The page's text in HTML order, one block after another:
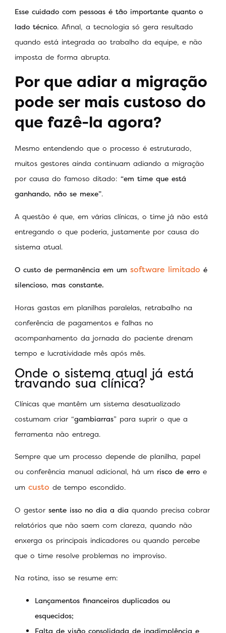
Esse cuidado com pessoas é tão importante quanto o
lado técnico. Afinal, a tecnologia só gera resultado
quando está integrada ao trabalho da equipe, e não
imposta de forma abrupta.
Por que adiar a migração
pode ser mais custoso do
que fazê-la agora?
Mesmo entendendo que o processo é estruturado,
muitos gestores ainda continuam adiando a migração
por causa do famoso ditado: “em time que está
ganhando, não se mexe”.
A questão é que, em várias clínicas, o time já não está
entregando o que poderia, justamente por causa do
sistema atual.
O custo de permanência em um software limitado é
silencioso, mas constante.
Horas gastas em planilhas paralelas, retrabalho na
conferência de pagamentos e falhas no
acompanhamento da jornada do paciente drenam
tempo e lucratividade mês após mês.
Onde o sistema atual já está
travando sua clínica?
Clínicas que mantêm um sistema desatualizado
costumam criar “gambiarras” para suprir o que a
ferramenta não entrega.
Sempre que um processo depende de planilha, papel
ou conferência manual adicional, há um risco de erro e
um custo de tempo escondido.
O gestor sente isso no dia a dia quando precisa cobrar
relatórios que não saem com clareza, quando não
enxerga os principais indicadores ou quando percebe
que o time resolve problemas no improviso.
Na rotina, isso se resume em:
Lançamentos financeiros duplicados ou
esquecidos;
Falta de visão consolidada de inadimplência e